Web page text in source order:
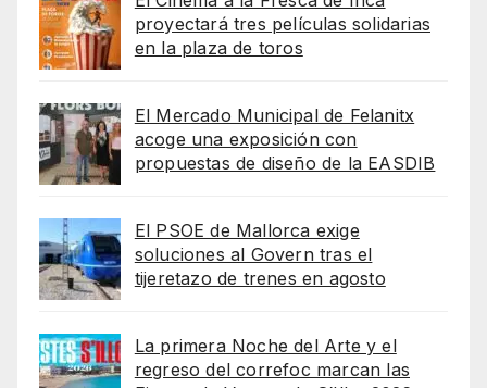
proyectará tres películas solidarias
en la plaza de toros
El Mercado Municipal de Felanitx
acoge una exposición con
propuestas de diseño de la EASDIB
El PSOE de Mallorca exige
soluciones al Govern tras el
tijeretazo de trenes en agosto
La primera Noche del Arte y el
regreso del correfoc marcan las